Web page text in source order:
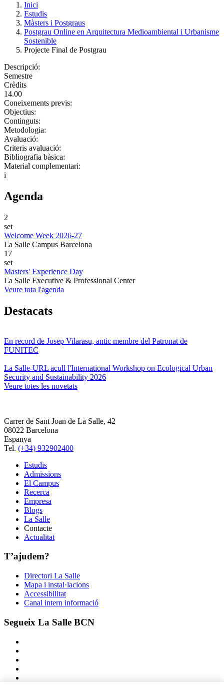
Inici
Estudis
Màsters i Postgraus
Postgrau Online en Arquitectura Medioambiental i Urbanisme
Sostenible
Projecte Final de Postgrau
Descripció:
Semestre
Crèdits
14.00
Coneixements previs:
Objectius:
Continguts:
Metodologia:
Avaluació:
Criteris avaluació:
Bibliografia bàsica:
Material complementari:
i
Agenda
2
set
Welcome Week 2026-27
La Salle Campus Barcelona
17
set
Masters' Experience Day
La Salle Executive & Professional Center
Veure tota l'agenda
Destacats
En record de Josep Vilarasu, antic membre del Patronat de
FUNITEC
La Salle-URL acull l'International Workshop on Ecological Urban
Security and Sustainability 2026
Veure totes les novetats
Carrer de Sant Joan de La Salle, 42
08022 Barcelona
Espanya
Tel. (+34) 932902400
Estudis
Admissions
El Campus
Recerca
Empresa
Blogs
La Salle
Contacte
Actualitat
T’ajudem?
Directori La Salle
Mapa i instal·lacions
Accessibilitat
Canal intern informació
Segueix La Salle BCN